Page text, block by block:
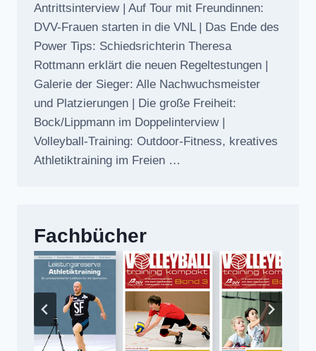
Antrittsinterview | Auf Tour mit Freundinnen:
DVV-Frauen starten in die VNL | Das Ende des
Power Tips: Schiedsrichterin Theresa
Rottmann erklärt die neuen Regeltestungen |
Galerie der Sieger: Alle Nachwuchsmeister
und Platzierungen | Die große Freiheit:
Bock/Lippmann im Doppelinterview |
Volleyball-Training: Outdoor-Fitness, kreatives
Athletiktraining im Freien …
Fachbücher